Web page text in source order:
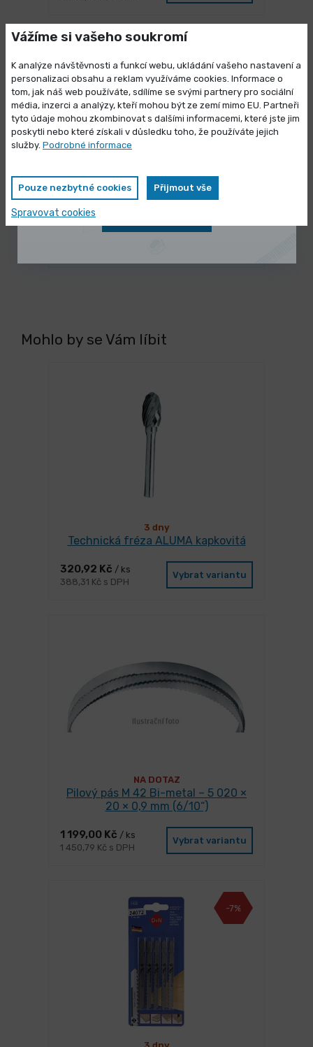
3 dny
Adaptér ROSA vnější závit 3/4"
6,770 Kč
Mohlo by se Vám líbit
3 dny
Technická fréza ALUMA kapkovitá
320,92 Kč / ks
388,31 Kč s DPH
Vybrat variantu
NA DOTAZ
Pilový pás M 42 Bi-metal – 5 020 ×
20 × 0,9 mm (6/10“)
1 199,00 Kč / ks
1 450,79 Kč s DPH
Vybrat variantu
-7%
Vážíme si vašeho soukromí
K analýze návštěvnosti a funkcí webu, ukládání vašeho nastavení a
personalizaci obsahu a reklam využíváme cookies. Informace o
tom, jak náš web používáte, sdílíme se svými partnery pro sociální
média, inzerci a analýzy, kteří mohou být ze zemí mimo EU. Partneři
tyto údaje mohou zkombinovat s dalšími informacemi, které jste jim
poskytli nebo které získali v důsledku toho, že používáte jejich
služby. Podrobné informace
Pouze nezbytné cookies Přijmout vše
Spravovat cookies
Výprodej skladových zásob
Vybrané produkty nyní pořídíte za